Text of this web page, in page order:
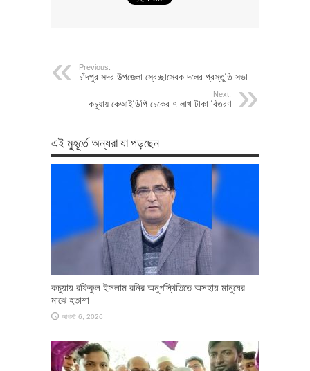
Previous:
চাঁদপুর সদর উপজেলা স্বেচ্ছাসেবক দলের প্রস্তুতি সভা
Next:
কচুয়ায় কেআইডিপি চেকের ৭ লাখ টাকা বিতরণ
এই মুহূর্তে অন্যরা যা পড়ছেন
কচুয়ায় রফিকুল ইসলাম রনির অনুপস্থিতিতে অসহায় মানুষের
মাঝে হতাশা
আগস্ট 6, 2026